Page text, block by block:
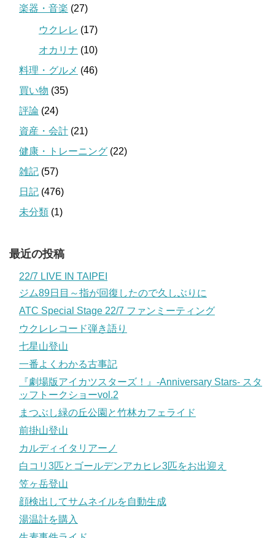
楽器・音楽 (27)
ウクレレ (17)
オカリナ (10)
料理・グルメ (46)
買い物 (35)
評論 (24)
資産・会計 (21)
健康・トレーニング (22)
雑記 (57)
日記 (476)
未分類 (1)
最近の投稿
22/7 LIVE IN TAIPEI
ジム89日目～指が回復したので久しぶりに
ATC Special Stage 22/7 ファンミーティング
ウクレレコード弾き語り
七星山登山
一番よくわかる古事記
『劇場版アイカツスターズ！』-Anniversary Stars- スタ
ッフトークショーvol.2
まつぶし緑の丘公園と竹林カフェライド
前掛山登山
カルディイタリアーノ
白コリ3匹とゴールデンアカヒレ3匹をお出迎え
笠ヶ岳登山
顔検出してサムネイルを自動生成
湯温計を購入